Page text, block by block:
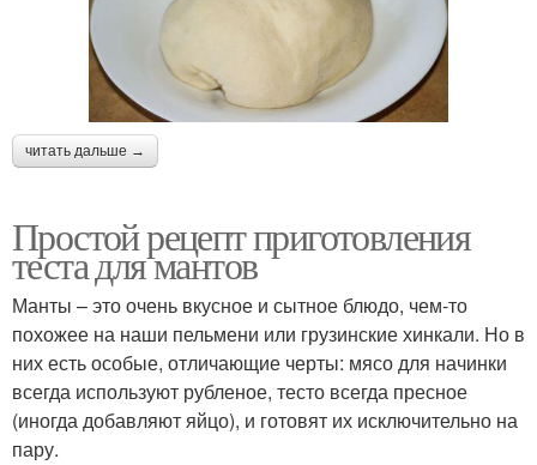
читать дальше →
Простой рецепт приготовления
теста для мантов
Манты – это очень вкусное и сытное блюдо, чем-то
похожее на наши пельмени или грузинские хинкали. Но в
них есть особые, отличающие черты: мясо для начинки
всегда используют рубленое, тесто всегда пресное
(иногда добавляют яйцо), и готовят их исключительно на
пару.